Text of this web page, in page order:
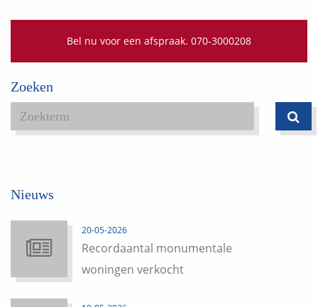
Bel nu voor een afspraak. 070-3000208
Zoeken
Nieuws
20-05-2026
Recordaantal monumentale
woningen verkocht